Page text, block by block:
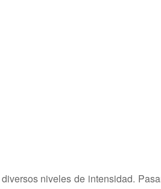
niveles de intensidad.